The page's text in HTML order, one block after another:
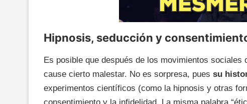
Hipnosis, seducción y
Es posible que después de los movimientos
cause cierto malestar. No es sorpresa, pues su
experimentos científicos (como la hipnosis y otras